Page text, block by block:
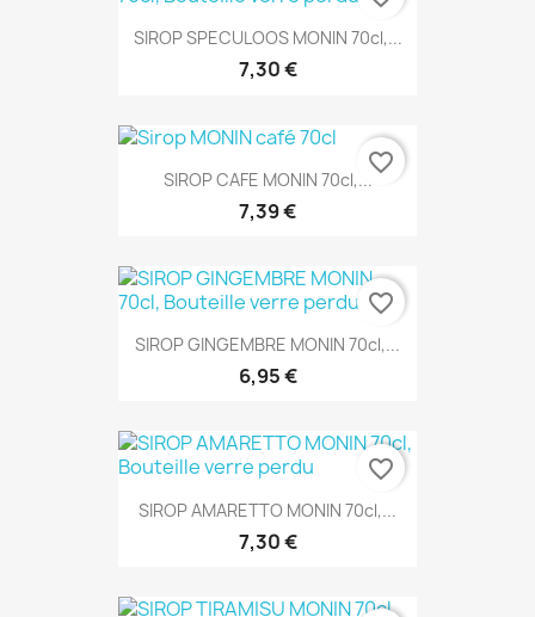
SIROP SPECULOOS MONIN 70cl,...
7,30 €
SIROP CAFE MONIN 70cl,...
7,39 €
favorite_border
SIROP GINGEMBRE MONIN 70cl,...
6,95 €
favorite_border
SIROP AMARETTO MONIN 70cl,...
7,30 €
favorite_border